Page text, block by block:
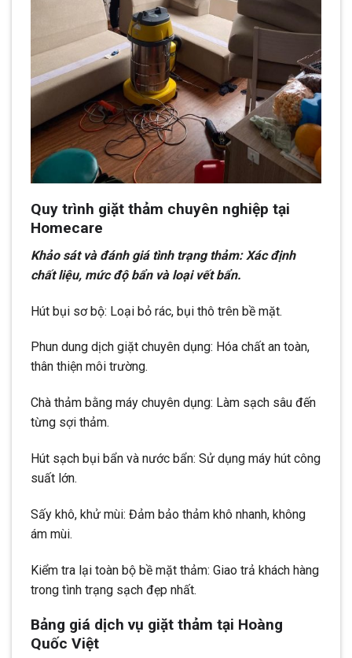
Quy trình giặt thảm chuyên nghiệp tại
Homecare
Khảo sát và đánh giá tình trạng thảm: Xác định
chất liệu, mức độ bẩn và loại vết bẩn.
Hút bụi sơ bộ: Loại bỏ rác, bụi thô trên bề mặt.
Phun dung dịch giặt chuyên dụng: Hóa chất an toàn,
thân thiện môi trường.
Chà thảm bằng máy chuyên dụng: Làm sạch sâu đến
từng sợi thảm.
Hút sạch bụi bẩn và nước bẩn: Sử dụng máy hút công
suất lớn.
Sấy khô, khử mùi: Đảm bảo thảm khô nhanh, không
ám mùi.
Kiểm tra lại toàn bộ bề mặt thảm: Giao trả khách hàng
trong tình trạng sạch đẹp nhất.
Bảng giá dịch vụ giặt thảm tại Hoàng
Quốc Việt